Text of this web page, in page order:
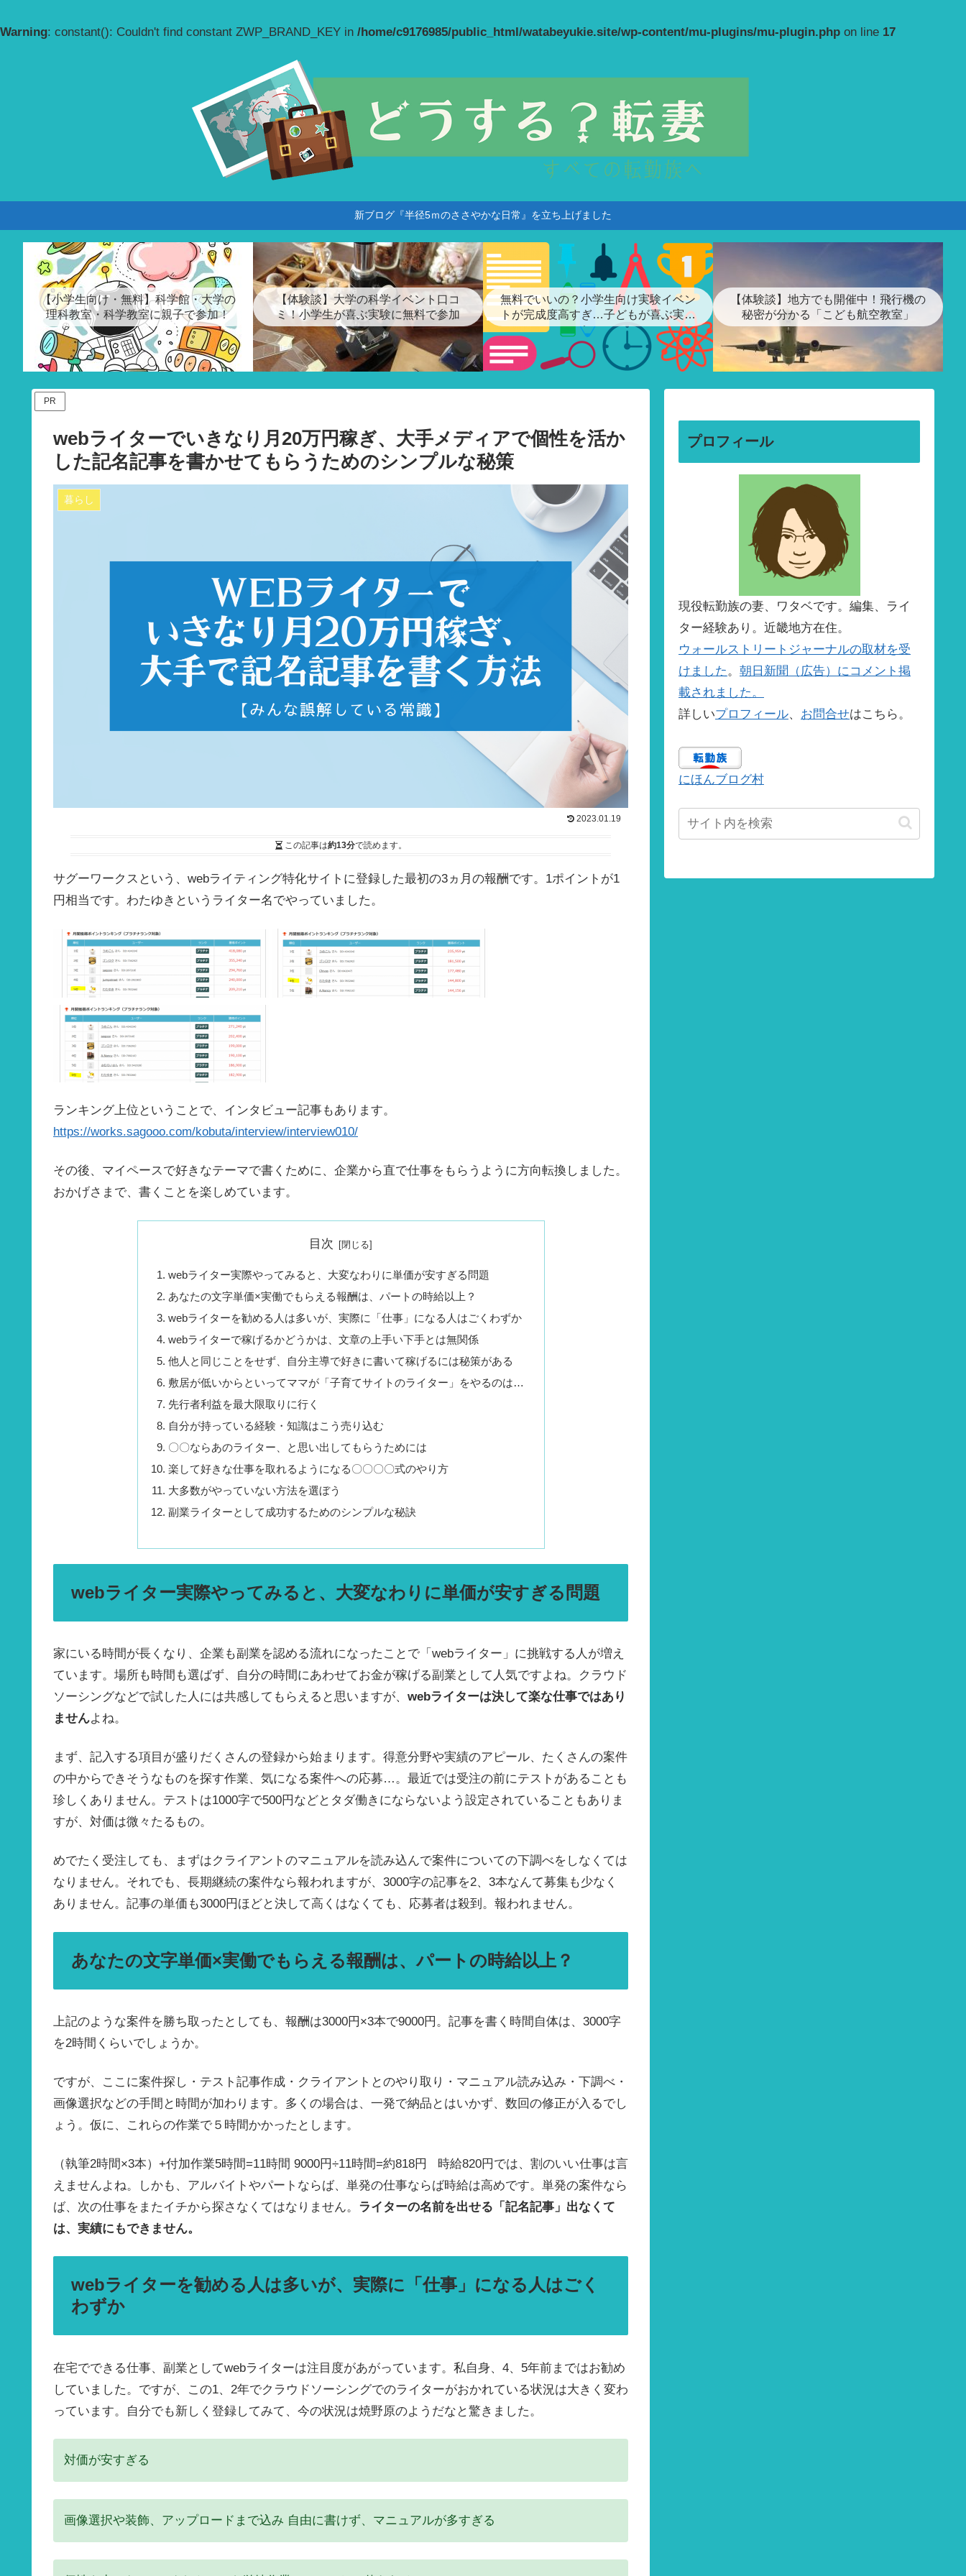
Warning: constant(): Couldn't find constant ZWP_BRAND_KEY in /home/c9176985/public_html/watabeyukie.site/wp-content/mu-plugins/mu-plugin.php on line 17
新ブログ『半径5ｍのささやかな日常』を立ち上げました
【小学生向け・無料】科学館・大学の
理科教室・科学教室に親子で参加！
【体験談】大学の科学イベント口コ
ミ！小学生が喜ぶ実験に無料で参加
無料でいいの？小学生向け実験イベン
トが完成度高すぎ…子どもが喜ぶ実験
ショー
【体験談】地方でも開催中！飛行機の
秘密が分かる「こども航空教室」
PR
webライターでいきなり月20万円稼ぎ、大手メディアで個性を活か
した記名記事を書かせてもらうためのシンプルな秘策
暮らし
2023.01.19
この記事は約13分で読めます。
サグーワークスという、webライティング特化サイトに登録した最初の3ヵ月の報酬です。1ポイントが1
円相当です。わたゆきというライター名でやっていました。
ランキング上位ということで、インタビュー記事もあります。
https://works.sagooo.com/kobuta/interview/interview010/
その後、マイペースで好きなテーマで書くために、企業から直で仕事をもらうように方向転換しました。
おかげさまで、書くことを楽しめています。
目次
webライター実際やってみると、大変なわりに単価が安すぎる問題
あなたの文字単価×実働でもらえる報酬は、パートの時給以上？
webライターを勧める人は多いが、実際に「仕事」になる人はごくわずか
webライターで稼げるかどうかは、文章の上手い下手とは無関係
他人と同じことをせず、自分主導で好きに書いて稼げるには秘策がある
敷居が低いからといってママが「子育てサイトのライター」をやるのは…
先行者利益を最大限取りに行く
自分が持っている経験・知識はこう売り込む
〇〇ならあのライター、と思い出してもらうためには
楽して好きな仕事を取れるようになる〇〇〇〇式のやり方
大多数がやっていない方法を選ぼう
副業ライターとして成功するためのシンプルな秘訣
webライター実際やってみると、大変なわりに単価が安すぎる問題
家にいる時間が長くなり、企業も副業を認める流れになったことで「webライター」に挑戦する人が増え
ています。場所も時間も選ばず、自分の時間にあわせてお金が稼げる副業として人気ですよね。クラウド
ソーシングなどで試した人には共感してもらえると思いますが、 webライターは決して楽な仕事ではあり
ませんよね。
まず、記入する項目が盛りだくさんの登録から始まります。得意分野や実績のアピール、たくさんの案件
の中からできそうなものを探す作業、気になる案件への応募…。最近では受注の前にテストがあることも
珍しくありません。テストは1000字で500円などとタダ働きにならないよう設定されていることもありま
すが、対価は微々たるもの。
めでたく受注しても、まずはクライアントのマニュアルを読み込んで案件についての下調べをしなくては
なりません。それでも、長期継続の案件なら報われますが、3000字の記事を2、3本なんて募集も少なく
ありません。記事の単価も3000円ほどと決して高くはなくても、応募者は殺到。報われません。
あなたの文字単価×実働でもらえる報酬は、パートの時給以上？
上記のような案件を勝ち取ったとしても、報酬は3000円×3本で9000円。記事を書く時間自体は、3000字
を2時間くらいでしょうか。
ですが、ここに案件探し・テスト記事作成・クライアントとのやり取り・マニュアル読み込み・下調べ・
画像選択などの手間と時間が加わります。多くの場合は、一発で納品とはいかず、数回の修正が入るでし
ょう。仮に、これらの作業で５時間かかったとします。
（執筆2時間×3本）+付加作業5時間=11時間 9000円÷11時間=約818円
時給820円では、割のいい仕事は言
えませんよね。しかも、アルバイトやパートならば、単発の仕事ならば時給は高めです。単発の案件なら
ば、次の仕事をまたイチから探さなくてはなりません。 ライターの名前を出せる「記名記事」出なくて
は、実績にもできません。
webライターを勧める人は多いが、実際に「仕事」になる人はごく
わずか
在宅でできる仕事、副業としてwebライターは注目度があがっています。私自身、4、5年前まではお勧め
していました。ですが、この1、2年でクラウドソーシングでのライターがおかれている状況は大きく変わ
っています。自分でも新しく登録してみて、今の状況は焼野原のようだなと驚きました。
対価が安すぎる
画像選択や装飾、アップロードまで込み 自由に書けず、マニュアルが多すぎる
プロフィール
現役転勤族の妻、ワタベです。編集、ライ
ター経験あり。近畿地方在住。
ウォールストリートジャーナルの取材を受
けました。 朝日新聞（広告）にコメント掲
載されました。
詳しいプロフィール、 お問合せはこちら。
にほんブログ村